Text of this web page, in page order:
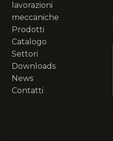
lavorazioni
meccaniche
Prodotti
Catalogo
Settori
Downloads
News
Contatti